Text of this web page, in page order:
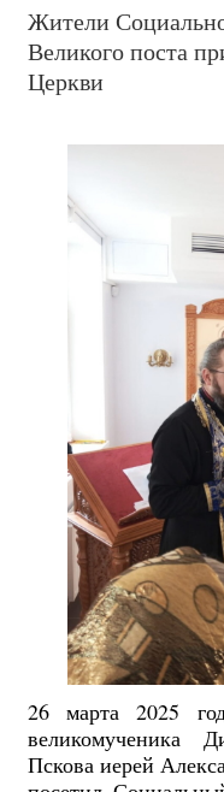
Жители
Великого поста
Церкви
26 марта 2025
великомученика
Пскова иерей